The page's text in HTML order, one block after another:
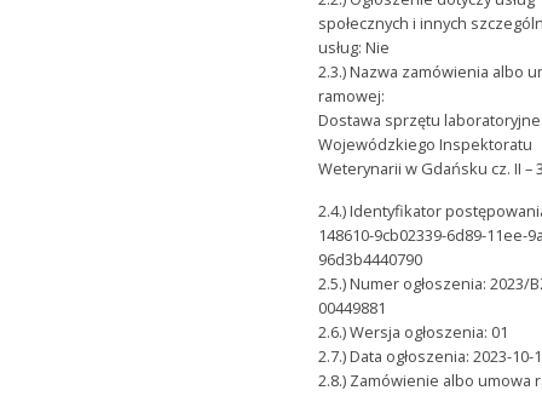
społecznych i innych
usług: Nie
2.3.) Nazwa zamówienia albo
ramowej:
Dostawa sprzętu
Wojewódzkiego Inspektoratu
Weterynarii w Gdańsku cz. II –
2.4.) Identyfikator
148610-9cb02339-6d89-11ee-
96d3b4440790
2.5.) Numer ogłoszenia: 2023/
00449881
2.6.) Wersja ogłoszenia: 01
2.7.) Data ogłoszenia: 2023-10-
2.8.) Zamówienie albo umowa